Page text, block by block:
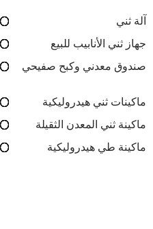
آلة ثني
جهاز ثني الأنابيب للبيع
صندوق معدني وكبح صفيحي
ماكينات ثني هيدروليكية
ماكينة ثني المعدن الثقيلة
ماكينة طي هيدروليكية